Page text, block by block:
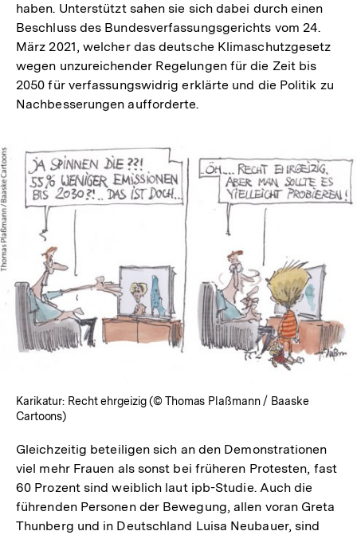
haben. Unterstützt sahen sie sich dabei durch einen
Beschluss des Bundesverfassungsgerichts vom 24.
März 2021, welcher das deutsche Klimaschutzgesetz
wegen unzureichender Regelungen für die Zeit bis
2050 für verfassungswidrig erklärte und die Politik zu
Nachbesserungen aufforderte.
In
Lightbox
öffnen
Karikatur: Recht ehrgeizig (© Thomas Plaßmann / Baaske
Cartoons)
Gleichzeitig beteiligen sich an den Demonstrationen
viel mehr Frauen als sonst bei früheren Protesten, fast
60 Prozent sind weiblich laut ipb-Studie. Auch die
führenden Personen der Bewegung, allen voran Greta
Thunberg und in Deutschland Luisa Neubauer, sind